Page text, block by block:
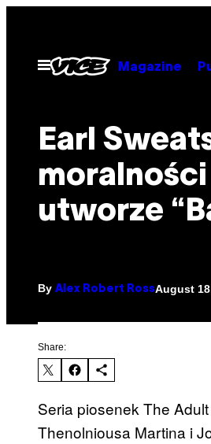
contentOpen
Menu
Magazine
Earl
utworze
By Alex Robert RossAugust
Share:
Seria piosenek The
Thenolniousa Martina i